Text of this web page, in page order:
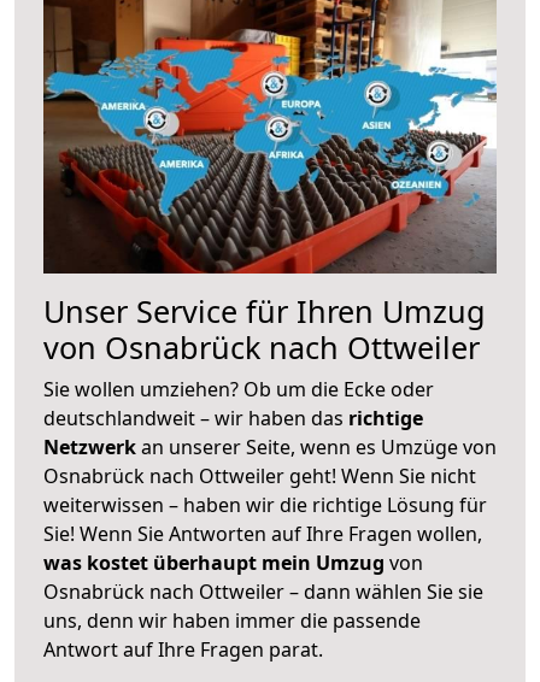
Unser Service für Ihren Umzug
von Osnabrück nach Ottweiler
Sie wollen umziehen? Ob um die Ecke oder
deutschlandweit – wir haben das richtige
Netzwerkan unserer Seite, wenn es Umzüge von
Osnabrück nach Ottweiler geht! Wenn Sie nicht
weiterwissen – haben wir die richtige Lösung für
Sie! Wenn Sie Antworten auf Ihre Fragen wollen,
was kostet überhaupt mein Umzug von
Osnabrück nach Ottweiler – dann wählen Sie sie
uns, denn wir haben immer die passende
Antwort auf Ihre Fragen parat.